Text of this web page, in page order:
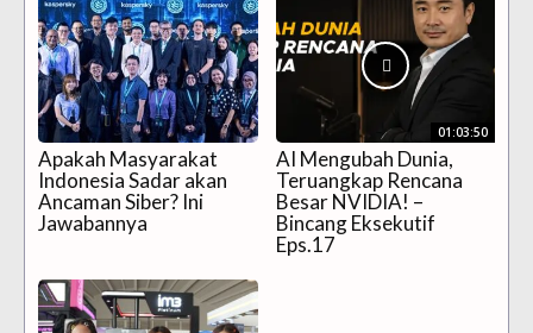
Apakah Masyarakat
Indonesia Sadar akan
Ancaman Siber? Ini
Jawabannya
01:03:50
AI Mengubah Dunia,
Teruangkap Rencana
Besar NVIDIA! –
Bincang Eksekutif
Eps.17